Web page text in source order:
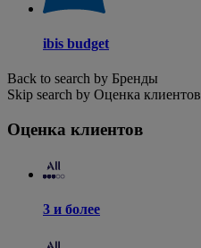
ibis budget
Back to search by Бренды
Skip search by Оценка клиентов
Оценка клиентов
3 и более